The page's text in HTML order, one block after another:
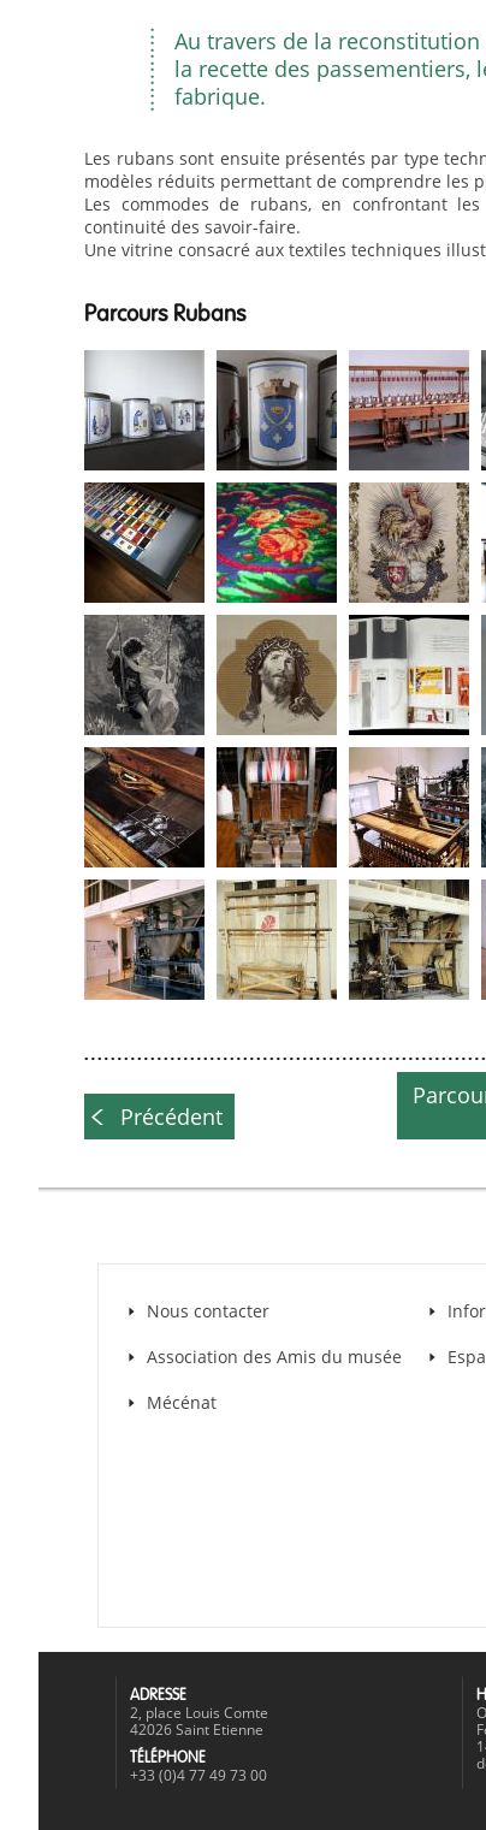
Au travers de la
la recette des passementiers,
fabrique.
Les rubans sont ensuite présentés par type
modèles réduits permettant de comprendre les
Les commodes de rubans, en confrontant
continuité des savoir-faire.
Une vitrine consacré aux textiles techniques
Parcours Rubans
Précédent
Nous contacter
Association des Amis du musée
Mécénat
ADRESSE
2, place Louis Comte
42026 Saint Etienne
TÉLÉPHONE
+33 (0)4 77 49 73 00